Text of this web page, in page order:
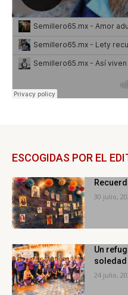
ESCOGIDAS POR EL
30 julio,
Un
soledad
24 julio,